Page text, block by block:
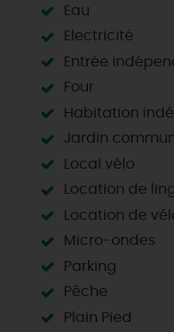
Eau
Electricité
Entrée
Four
Habitation
Jardin
Local vélo
Location de
Location de
Micro-ondes
Parking
Pêche
Plain Pied